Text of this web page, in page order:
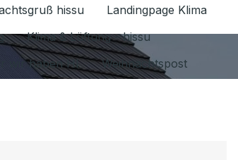
umschalten
hissu
Landingpage Klima
Klima & Lüftung - hissu
wir haben HI
Weihnachtspost